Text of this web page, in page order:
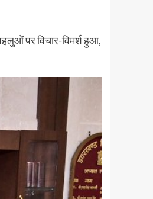
पर विचार-विमर्श हुआ,